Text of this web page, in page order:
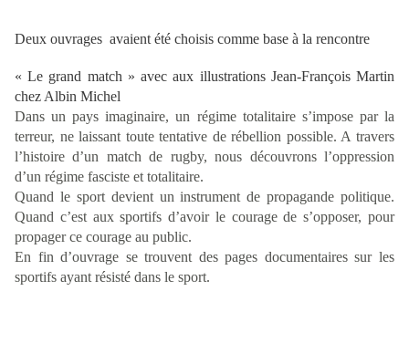
Deux ouvrages avaient été choisis comme base à la rencontre
« Le grand match » avec aux illustrations Jean-François Martin
chez Albin Michel
Dans un pays imaginaire, un régime totalitaire s’impose par la
terreur, ne laissant toute tentative de rébellion possible. A travers
l’histoire d’un match de rugby, nous découvrons l’oppression
d’un régime fasciste et totalitaire.
Quand le sport devient un instrument de propagande politique.
Quand c’est aux sportifs d’avoir le courage de s’opposer, pour
propager ce courage au public.
En fin d’ouvrage se trouvent des pages documentaires sur les
sportifs ayant résisté dans le sport.